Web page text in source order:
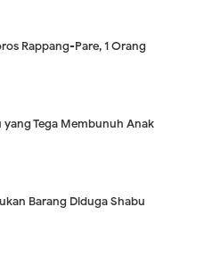
Rappang-Pare, 1 Orang
yang Tega Membunuh Anak
Barang Diduga Shabu